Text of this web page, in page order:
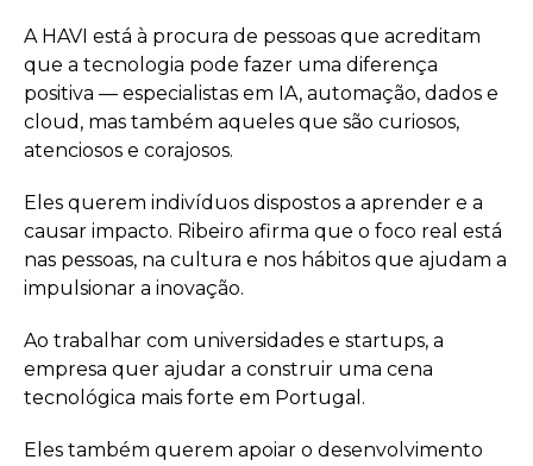
A HAVI está à procura de pessoas que acreditam
que a tecnologia pode fazer uma diferença
positiva — especialistas em IA, automação, dados e
cloud, mas também aqueles que são curiosos,
atenciosos e corajosos.
Eles querem indivíduos dispostos a aprender e a
causar impacto. Ribeiro afirma que o foco real está
nas pessoas, na cultura e nos hábitos que ajudam a
impulsionar a inovação.
Ao trabalhar com universidades e startups, a
empresa quer ajudar a construir uma cena
tecnológica mais forte em Portugal.
Eles também querem apoiar o desenvolvimento